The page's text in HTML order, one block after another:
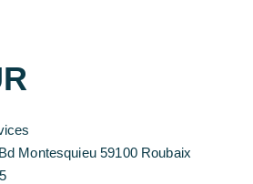
Montesquieu 59100 Roubaix